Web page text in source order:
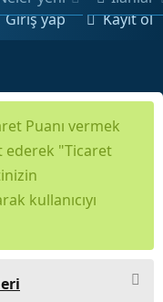
Giriş yap Kayıt ol
Puanı vermek
"Ticaret
kullanıcıyı